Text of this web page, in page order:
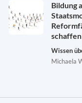
Bildung
Wissen
Michaela